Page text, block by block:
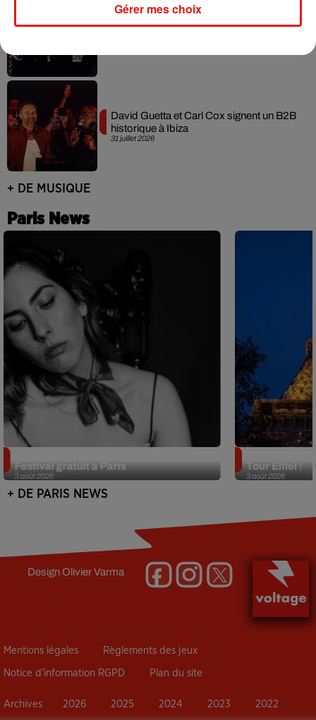
31 juillet 2026
David Guetta et Carl Cox signent un B2B
historique à Ibiza
+ DE MUSIQUE
Paris News
3 août 2026
Festival gratuit à Paris
3 août 2026
Tour Eiffel !
+ DE PARIS NEWS
DesignOlivier Varma
Mentions légales Règlements des jeux
Notice d’information RGPD Plan du site
Archives 2026 2025 2024 2023 2022
Gérer mes choix